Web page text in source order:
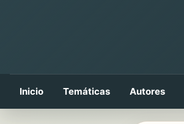
Inicio Temáticas Autores